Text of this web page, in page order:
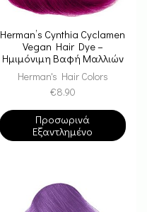
Herman’s Cynthia Cyclamen
Vegan Hair Dye –
Ημιμόνιμη Βαφή Μαλλιών
Herman's Hair Colors
€8.90
Προσωρινά
Εξαντλημένο